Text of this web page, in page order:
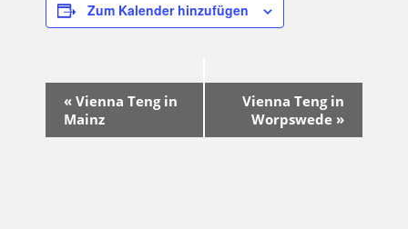
Zum Kalender hinzufügen
Veranstaltung-
Navigation
« Vienna Teng in
Mainz
Vienna Teng in
Worpswede »